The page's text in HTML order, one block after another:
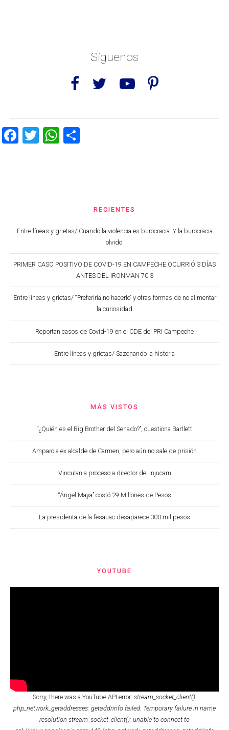
Síguenos
Facebook
TwitterWhatsApp
RECIENTES
Entre líneas y grietas/ Cuando la violencia es burocracia. Y la burocracia
olvido.
PRIMER CASO POSITIVO DE COVID-19 EN CAMPECHE OCURRIÓ 3 DÍAS
ANTES DEL IRONMAN 70.3
Entre líneas y grietas/ “Preferiría no hacerlo” y otras formas de no alimentar
la curiosidad
Reportan casos de Covid-19 en el CDE del PRI Campeche
Entre líneas y grietas/ Sazonando la historia
MÁS VISTOS
“¿Quién es el Big Brother del Senado?”, cuestiona Bartlett
Amparo a ex alcalde de Carmen, pero aún no sale de prisión
Vinculan a proceso a director del Injucam
“Ángel Maya” costó 29 Millones de Pesos
La presidenta de la fesauac desaparece 300 mil pesos
YOUTUBE
Sorry, there was a YouTube API error: stream_socket_client():
php_network_getaddresses: getaddrinfo failed: Temporary failure in name
resolution stream_socket_client(): unable to connect to